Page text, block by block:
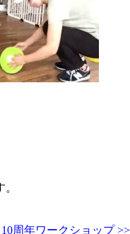
周年ワークショップ >>